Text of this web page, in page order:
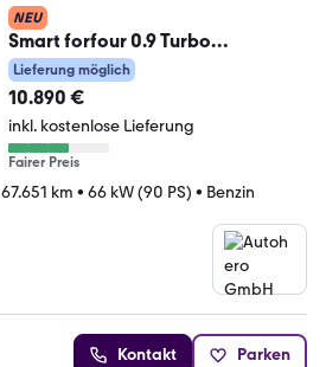
NEU
Smart forfour 0.9 Turbo
passion*NAVI*CAM*PDC*SHZ*KL
IMA
Lieferung möglich
10.890 €
inkl. kostenlose Lieferung
Fairer Preis
67.651 km • 66 kW (90 PS) • Benzin
Kontakt Parken